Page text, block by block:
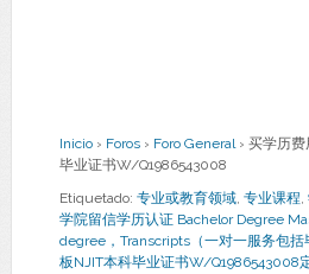
Inicio › Foros › Foro General › 买学历费
毕业证书W/Q1986543008
Etiquetado: 专业或教育领域, 专业课程,
学院留信学历认证 Bachelor Degree
degree，Transcripts（一对一服务包括
板NJIT本科毕业证书W/Q1986543008